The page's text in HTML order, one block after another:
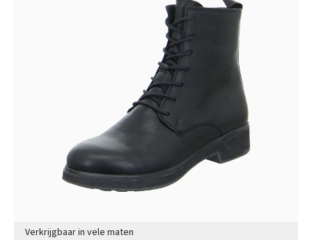
Verkrijgbaar in vele maten